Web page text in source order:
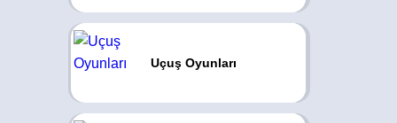
Uçuş Oyunları